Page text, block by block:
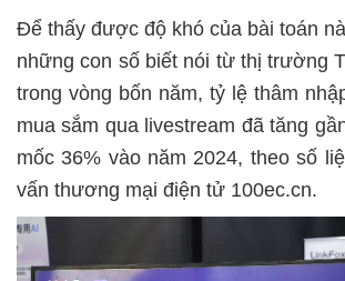
Để thấy được độ khó của bài toán
những con số biết nói từ thị trường
trong vòng bốn năm, tỷ lệ thâm
mua sắm qua livestream đã tăng
mốc 36% vào năm 2024, theo số
vấn thương mại điện tử 100ec.cn.